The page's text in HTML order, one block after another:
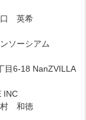
英希
ーシアム
NanZVILLA
和徳